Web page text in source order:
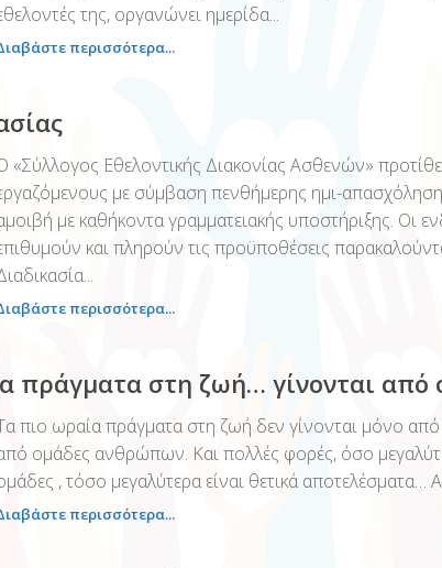
της, οργανώνει ημερίδα...
περισσότερα...
«Σύλλογος Εθελοντικής Διακονίας Ασθενών»
με σύμβαση πενθήμερης ημι-
με καθήκοντα γραμματειακής υποστήριξης. Οι
και πληρούν τις προϋποθέσεις
περισσότερα...
πράγματα στη ζωή… γίνονται από
πιο ωραία πράγματα στη ζωή δεν γίνονται μόνο
ομάδες ανθρώπων. Και πολλές φορές, όσο
, τόσο μεγαλύτερα είναι θετικά αποτελέσματα…
περισσότερα...